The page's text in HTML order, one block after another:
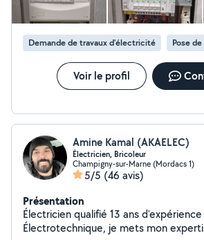
Demande de travaux d’électricité Pose
Voir le profil
Amine Kamal (AKAELEC)
Électricien, Bricoleur
Champigny-sur-Marne (Mordacs 1)
5/5 (46 avis)
Présentation
Électricien qualifié 13 ans d'expérience Titulaire d'un BTS
Électrotechnique, je mets mon